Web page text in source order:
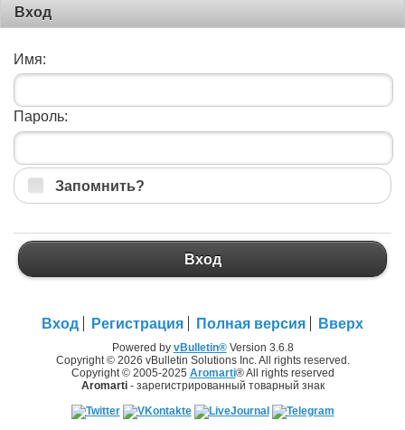
Вход
Имя:
Пароль:
Запомнить?
Вход
Вход Регистрация Полная версия Вверх
Powered by vBulletin®Version 3.6.8
Copyright © 2026 vBulletin Solutions Inc. All rights reserved.
Copyright © 2005-2025 Aromarti® All rights reserved
Aromarti- зарегистрированный товарный знак